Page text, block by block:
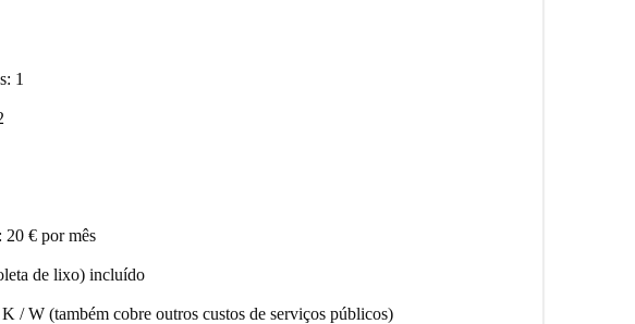
1
20 € por mês
de lixo) incluído
/ W (também cobre outros custos de serviços públicos)